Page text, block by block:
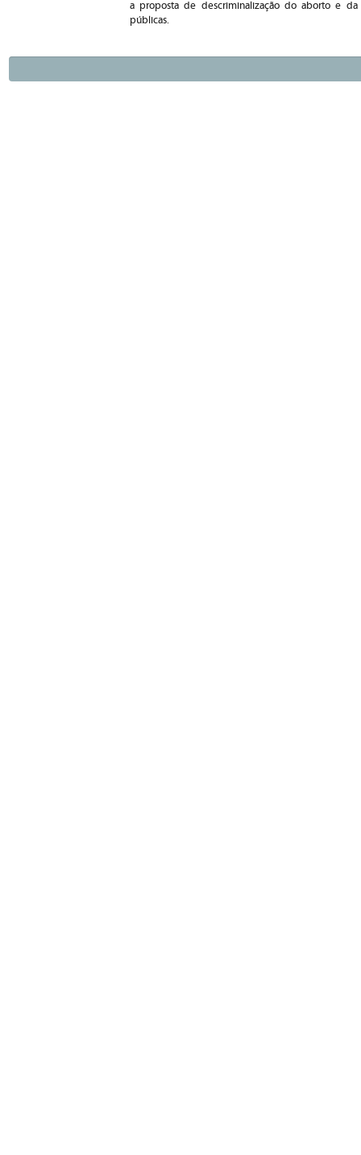
a proposta de descriminalização do aborto e
públicas.